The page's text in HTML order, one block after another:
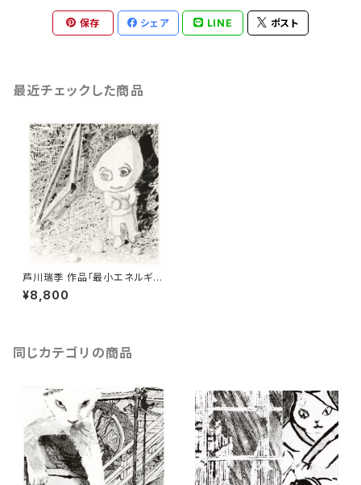
保存 シェア LINE ポスト
最近チェックした商品
芦川瑞季 作品「最小エネルギ
ー」
¥8,800
同じカテゴリの商品